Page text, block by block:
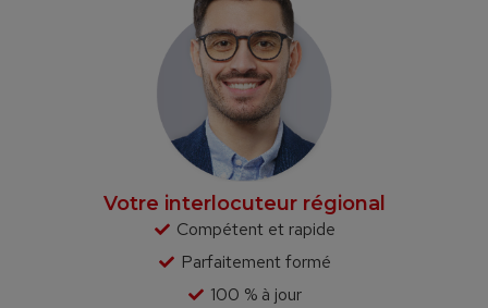
Votre interlocuteur régional
Compétent et rapide
Parfaitement formé
100 % à jour